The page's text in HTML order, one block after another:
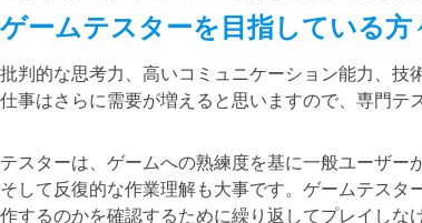
ゲームテスターを目指している
批判的な思考力、高いコミュニケーション能力、技
仕事はさらに需要が増えると思いますので、専門テ
テスターは、ゲームへの熟練度を基に一般ユーザー
そして反復的な作業理解も大事です。ゲームテス
作するのかを確認するために繰り返してプレイしな